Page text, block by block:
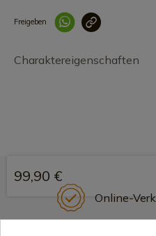
Freigeben
Charaktereigenschaften
99,90 €
Online-